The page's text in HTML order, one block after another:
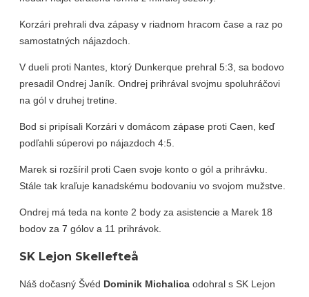
Korzári prehrali dva zápasy v riadnom hracom čase a raz po
samostatných nájazdoch.
V dueli proti Nantes, ktorý Dunkerque prehral 5:3, sa bodovo
presadil Ondrej Janík. Ondrej prihrával svojmu spoluhráčovi
na gól v druhej tretine.
Bod si pripísali Korzári v domácom zápase proti Caen, keď
podľahli súperovi po nájazdoch 4:5.
Marek si rozšíril proti Caen svoje konto o gól a prihrávku.
Stále tak kraľuje kanadskému bodovaniu vo svojom mužstve.
Ondrej má teda na konte 2 body za asistencie a Marek 18
bodov za 7 gólov a 11 prihrávok.
SK Lejon Skellefteå
Náš dočasný Švéd Dominik Michalica odohral s SK Lejon